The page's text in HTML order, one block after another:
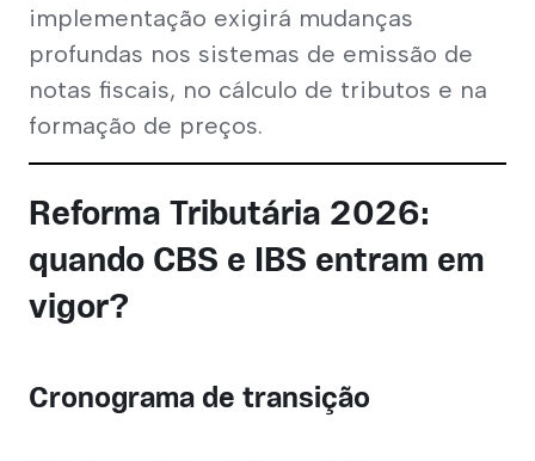
implementação exigirá mudanças
profundas nos sistemas de emissão de
notas fiscais, no cálculo de tributos e na
formação de preços.
Reforma Tributária 2026:
quando CBS e IBS entram em
vigor?
Cronograma de transição